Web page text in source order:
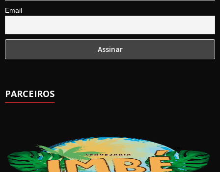
Email
PARCEIROS